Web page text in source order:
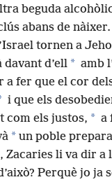
beguda
abans de nàixer.
tornen a
d’ell * amb
a fer que el cor
i que els
com els justos, * a
* un poble
Zacaries li va dir a
Perquè jo ja